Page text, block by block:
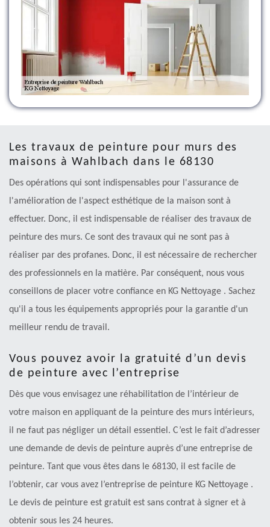
Les travaux de peinture pour murs des
maisons à Wahlbach dans le 68130
Des opérations qui sont indispensables pour l'assurance de
l'amélioration de l'aspect esthétique de la maison sont à
effectuer. Donc, il est indispensable de réaliser des travaux de
peinture des murs. Ce sont des travaux qui ne sont pas à
réaliser par des profanes. Donc, il est nécessaire de rechercher
des professionnels en la matière. Par conséquent, nous vous
conseillons de placer votre confiance en KG Nettoyage . Sachez
qu'il a tous les équipements appropriés pour la garantie d'un
meilleur rendu de travail.
Vous pouvez avoir la gratuité d’un devis
de peinture avec l’entreprise
Dès que vous envisagez une réhabilitation de l’intérieur de
votre maison en appliquant de la peinture des murs intérieurs,
il ne faut pas négliger un détail essentiel. C’est le fait d’adresser
une demande de devis de peinture auprès d’une entreprise de
peinture. Tant que vous êtes dans le 68130, il est facile de
l’obtenir, car vous avez l’entreprise de peinture KG Nettoyage .
Le devis de peinture est gratuit est sans contrat à signer et à
obtenir sous les 24 heures.